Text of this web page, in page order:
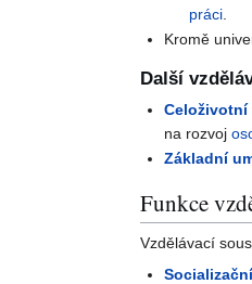
práci.
Kromě
Další
Celoživotní
na rozvoj
Základní
Funkce
Vzdělávací